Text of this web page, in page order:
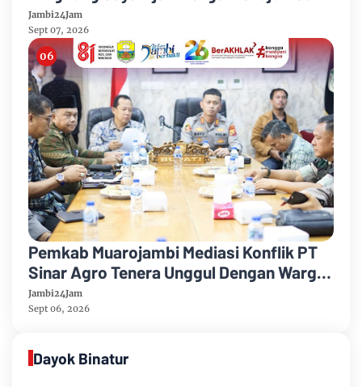
Mandiri 2026
Jambi24Jam
Sept 07, 2026
Pemkab Muarojambi Mediasi Konflik PT
Sinar Agro Tenera Unggul Dengan Warga
Sipin Teluk Duren
Jambi24Jam
Sept 06, 2026
Dayok Binatur